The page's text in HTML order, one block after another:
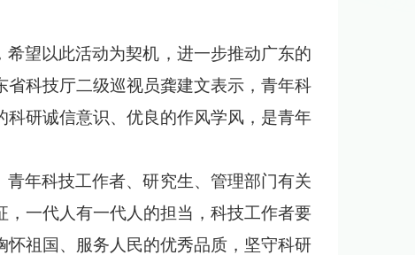
望以此活动为契机，进一步推动广东的
科技厅二级巡视员龚建文表示，青年科
研诚信意识、优良的作风学风，是青年
年科技工作者、研究生、管理部门有关
一代人有一代人的担当，科技工作者要
祖国、服务人民的优秀品质，坚守科研